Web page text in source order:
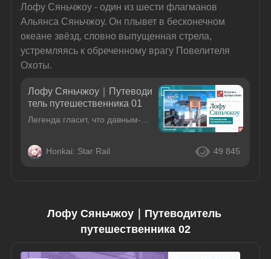
Лофу Сяньчжоу - один из шести флагманов
Альянса Сяньчжоу. Он плывет в бесконечном
океане звёзд, словно выпущенная стрела,
устремляясь к обреченному врагу Повелителя
Охоты.
Лофу Сяньчжоу｜Путеводи
тель путешественника 01
Легенда гласит, что давным-давно император древней цивилизации отдал приказ строить корабли и странствовать между звёзд в поисках чудодейственного лекарства бессмертия. И вот Сяньчжоу отправились в пу
Honkai: Star Rail 49 845
Лофу Сяньчжоу｜Путеводитель
путешественника 02